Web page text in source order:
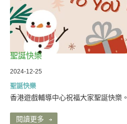
聖誕快樂
2024-12-25
聖誕快樂
香港遊戲輔導中心祝福大家聖誕快樂。
閱讀更多